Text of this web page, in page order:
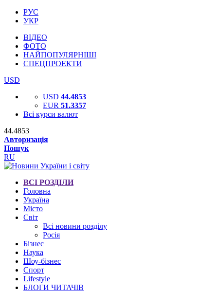
РУС
УКР
ВІДЕО
ФОТО
НАЙПОПУЛЯРНІШІ
СПЕЦПРОЕКТИ
USD
USD 44.4853
EUR 51.3357
Всі курси валют
44.4853
Авторизація
Пошук
RU
ВСІ РОЗДІЛИ
Головна
Україна
Місто
Світ
Всі новини розділу
Росія
Бізнес
Наука
Шоу-бізнес
Спорт
Lifestyle
БЛОГИ ЧИТАЧІВ